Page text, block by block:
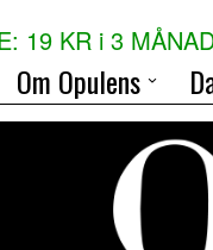
19 KR i 3
Om Opulens